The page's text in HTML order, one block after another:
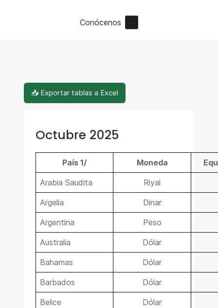
Conócenos
📥 Exportar tablas a Excel
Octubre 2025
País 1/ Moneda
Arabia Saudita Riyal
Argelia Dinar
Argentina Peso
Australia Dólar
Bahamas Dólar
Barbados Dólar
Belice Dólar